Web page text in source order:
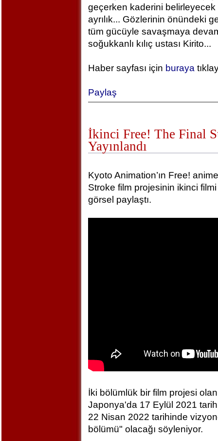
geçerken kaderini belirleyecek
ayrılık... Gözlerinin önündeki
tüm gücüyle savaşmaya
soğukkanlı kılıç ustası Kirito...
Haber sayfası için buraya
Paylaş
İkinci Free! The Final
Yayınlandı
Kyoto Animation’ın Free!
Stroke film projesinin ikinci
görsel paylaştı.
İki bölümlük bir film projesi
Japonya'da 17 Eylül 2021
22 Nisan 2022 tarihinde
bölümü" olacağı söyleniyor.